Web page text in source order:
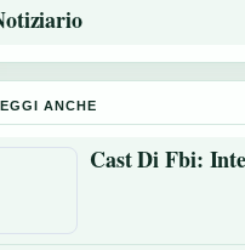
ANCHE
Cast Di Fbi: